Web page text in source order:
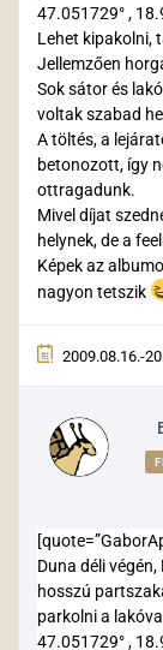
47.051729° ,
Lehet kipakolni,
Jellemzően
Sok sátor és
voltak szabad
A töltés, a
betonozott, így
ottragadunk.
Mivel díjat
helynek, de a
Képek az
nagyon tetszik
2009.08.16.-
Duna déli
hosszú
parkolni a
47.051729° ,